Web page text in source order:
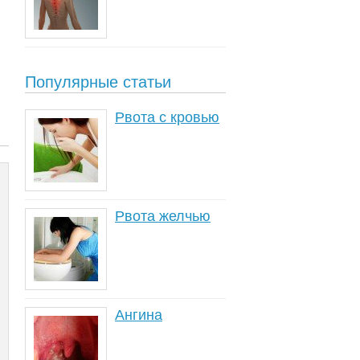
Популярные статьи
Рвота с кровью
Рвота желчью
Ангина